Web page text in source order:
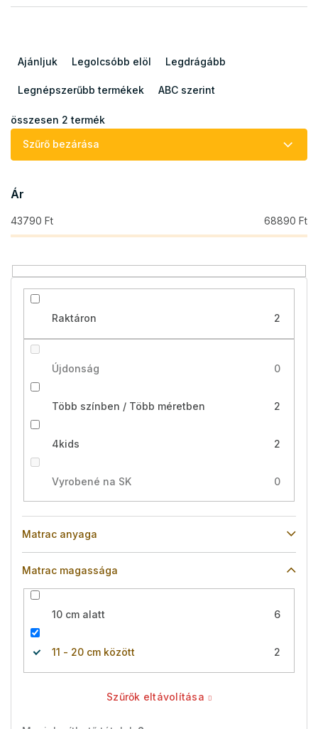
e
m
k
e
n
d
e
é
s
Ajánljuk Legolcsóbb elöl Legdrágább
Legnépszerűbb termékek ABC szerint
összesen 2 termék
Szűrő bezárása
Ár
43790 Ft 68890 Ft
Raktáron 2
Újdonság 0
Több színben / Több méretben 2
4kids 2
Vyrobené na SK 0
Matrac anyaga
Matrac magassága
10 cm alatt 6
11 - 20 cm között 2
Szűrők eltávolítása